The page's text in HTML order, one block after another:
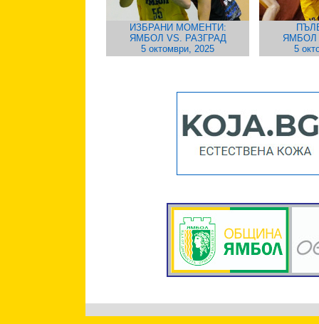
ИЗБРАНИ МОМЕНТИ:
ЯМБОЛ VS. РАЗГРАД
5 октомври, 2025
ЯМБОЛ
5